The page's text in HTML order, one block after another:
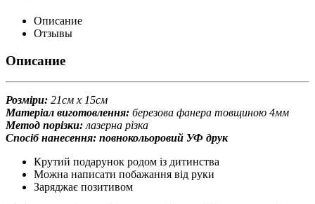
Описание
Отзывы
Описание
Розміри: 21см х 15см
Матеріал виготовлення: березова фанера товщиною 4мм
Метод порізки: лазерна різка
Спосіб нанесення: повнокольоровий УФ друк
Крутий подарунок родом із дитинства
Можна написати побажання від руки
Заряджає позитивом